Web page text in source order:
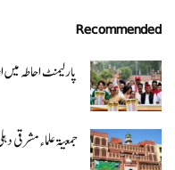
Recommended
پارلیمنٹ احاطہ
جمعیۃ علماء مشرقی